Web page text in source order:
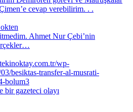
cevap verebilirim. . .
Ahmet Nur Çebi’nin
bir gazeteci olayı